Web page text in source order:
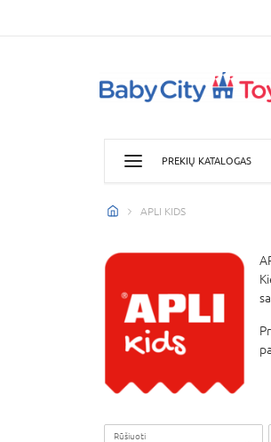
PREKIŲ KATALOGAS
APLI KIDS
Rūšiuoti